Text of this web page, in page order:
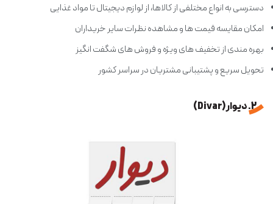
دسترسی به انواع مختلفی از کالاها، از لوازم دیجیتال تا مواد غذایی
امکان مقایسه قیمت ها و مشاهده نظرات سایر خریداران
بهره مندی از تخفیف های ویژه و فروش های شگفت انگیز
تحویل سریع و پشتیبانی مشتریان در سراسر کشور
2. دیوار (Divar)